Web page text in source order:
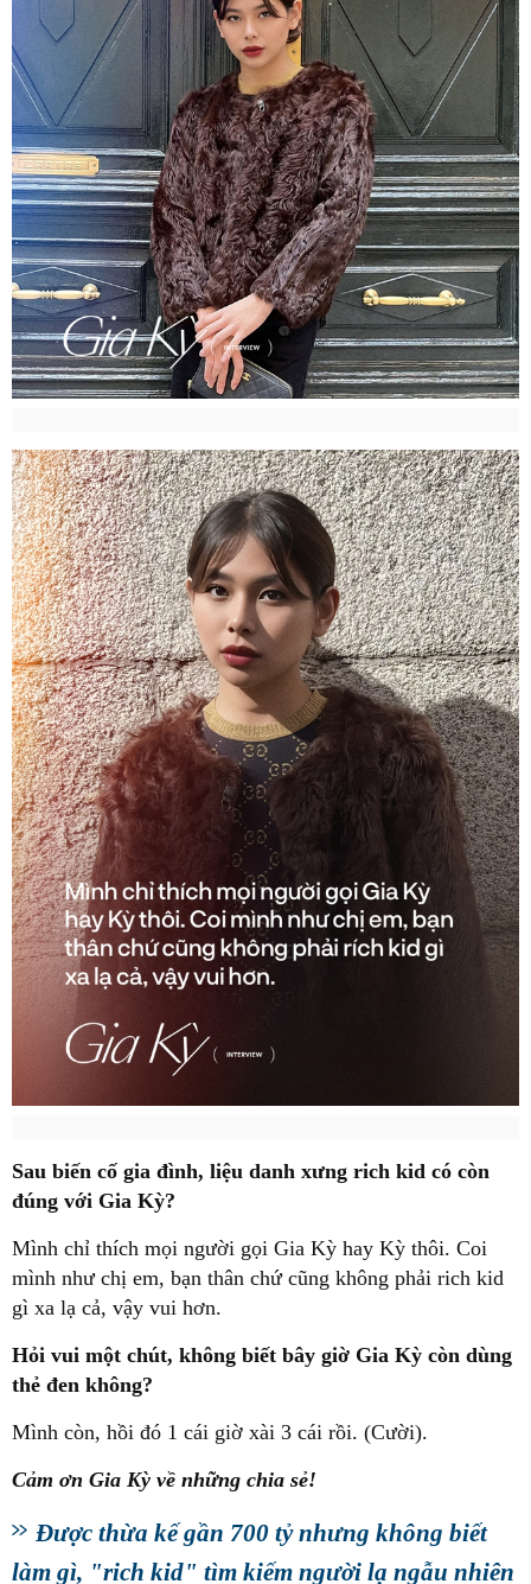
Sau biến cố gia đình, liệu danh xưng rich kid có còn
đúng với Gia Kỳ?
Mình chỉ thích mọi người gọi Gia Kỳ hay Kỳ thôi. Coi
mình như chị em, bạn thân chứ cũng không phải rich kid
gì xa lạ cả, vậy vui hơn.
Hỏi vui một chút, không biết bây giờ Gia Kỳ còn dùng
thẻ đen không?
Mình còn, hồi đó 1 cái giờ xài 3 cái rồi. (Cười).
Cảm ơn Gia Kỳ về những chia sẻ!
Được thừa kế gần 700 tỷ nhưng không biết
làm gì, "rich kid" tìm kiếm người lạ ngẫu nhiên